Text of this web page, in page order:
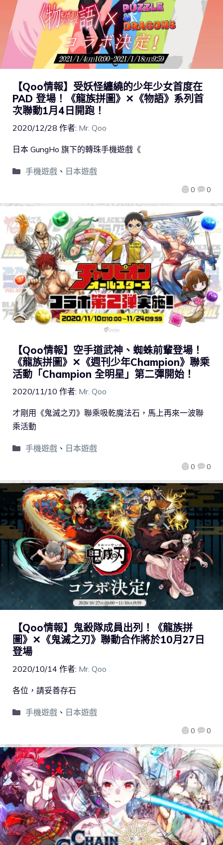
【Qoo情報】受妖怪纏繞的少年少女首度在
PAD 登場！《龍族拼圖》✕《物語》系列首
次聯動1月4日開跑！
2020/12/28 作者: Mr. Qoo
0 0
日本 GungHo 旗下的轉珠手機遊戲《
手機遊戲、 日本遊戲
【Qoo情報】空手道武神、蜘蛛前輩登場！
《龍族拼圖》✕《週刊少年Champion》聯乘
活動「Champion 全明星」第二彈開始！
2020/11/10 作者: Mr. Qoo
0 0
才剛用《鬼滅之刃》聯乘吸乾魔法石，馬上再來一波聯
乘活動
手機遊戲、 日本遊戲
【Qoo情報】鬼殺隊成員出列！《龍族拼
圖》✕《鬼滅之刃》聯動合作將於10月27日
登場
2020/10/14 作者: Mr. Qoo
0 0
各位，請妥善存石
手機遊戲、 日本遊戲